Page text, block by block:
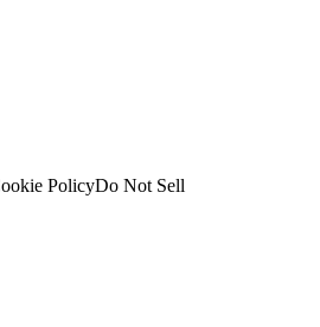
PolicyDo Not Sell